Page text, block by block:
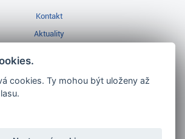
Kontakt
Aktuality
Golfový slovník
cookies. Ty mohou být uloženy až